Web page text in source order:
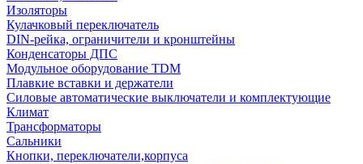
Изоляторы
Кулачковый переключатель
DIN-рейка, ограничители и кронштейны
Конденсаторы ДПС
Модульное оборудование TDM
Плавкие вставки и держатели
Силовые автоматические выключатели и комплектующие
Климат
Трансформаторы
Сальники
Кнопки, переключатели,корпуса